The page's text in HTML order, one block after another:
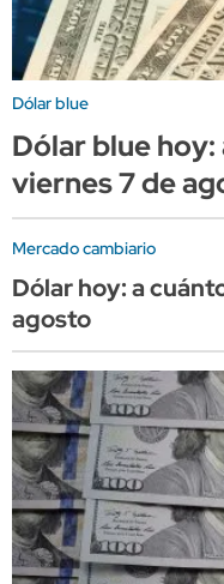
Dólar blue
Dólar blue
viernes 7 de
Mercado cambiario
Dólar hoy: a
agosto